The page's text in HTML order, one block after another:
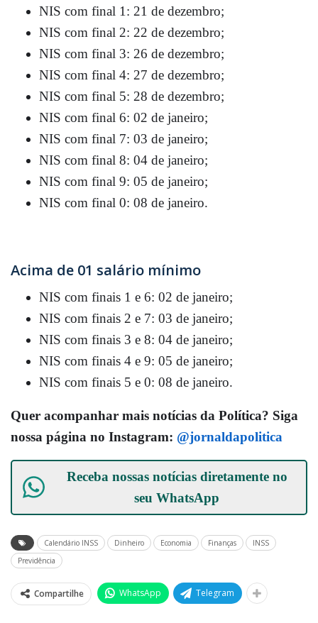
NIS com final 1: 21 de dezembro;
NIS com final 2: 22 de dezembro;
NIS com final 3: 26 de dezembro;
NIS com final 4: 27 de dezembro;
NIS com final 5: 28 de dezembro;
NIS com final 6: 02 de janeiro;
NIS com final 7: 03 de janeiro;
NIS com final 8: 04 de janeiro;
NIS com final 9: 05 de janeiro;
NIS com final 0: 08 de janeiro.
Acima de 01 salário mínimo
NIS com finais 1 e 6: 02 de janeiro;
NIS com finais 2 e 7: 03 de janeiro;
NIS com finais 3 e 8: 04 de janeiro;
NIS com finais 4 e 9: 05 de janeiro;
NIS com finais 5 e 0: 08 de janeiro.
Quer acompanhar mais notícias da Política? Siga
nossa página no Instagram: @jornaldapolitica
Receba nossas notícias diretamente no
seuWhatsApp
Calendário INSS Dinheiro Economia Finanças
INSS
Previdência
Compartilhe WhatsApp Telegram